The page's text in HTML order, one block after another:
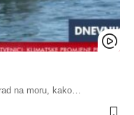
na moru, kako